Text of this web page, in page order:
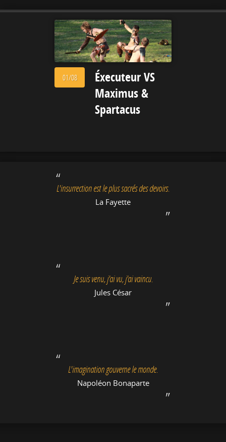
01/08
Éxecuteur VS
Maximus &
Spartacus
L'insurrection est le plus sacrés des devoirs.
La Fayette
Je suis venu, j'ai vu, j'ai vaincu.
Jules César
L'imagination gouverne le monde.
Napoléon Bonaparte